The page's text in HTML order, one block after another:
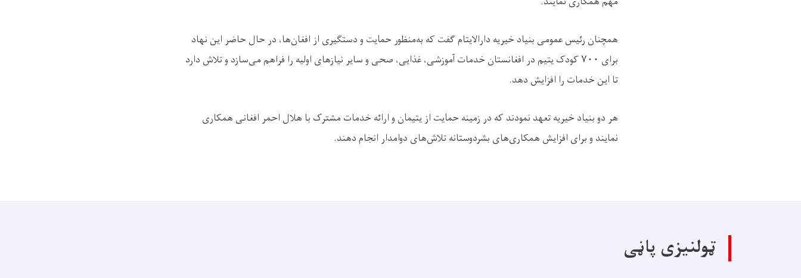
همچنان رئیس عمومی بنیاد خیریه دارالایتام گفت که به‌منظور حمایت و دستگیری از افغان‌ها، در حال حاضر این نهاد
برای ۷۰۰ کودک یتیم در افغانستان خدمات آموزشی، غذایی، صحی و سایر نیازهای اولیه را فراهم می‌سازد و تلاش دارد
تا این خدمات را افزایش دهد.
هر دو بنیاد خیریه تعهد نمودند که در زمینه حمایت از یتیمان و ارائه خدمات مشترک با هلال احمر افغانی همکاری
نمایند و برای افزایش همکاری‌های بشردوستانه تلاش‌های دوامدار انجام دهند.
ټولنیزی پاڼی